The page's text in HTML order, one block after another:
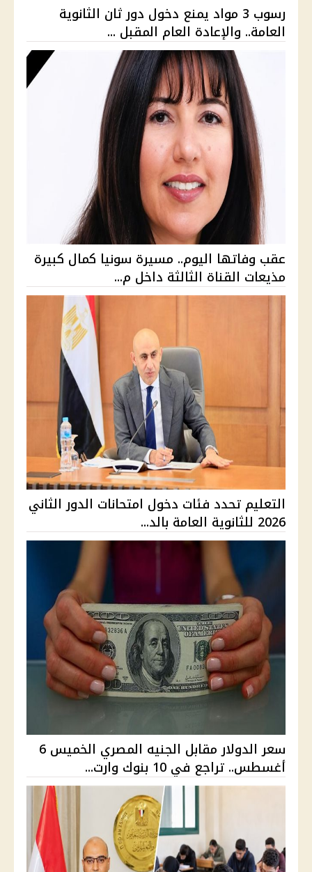
رسوب 3 مواد يمنع دخول دور ثان الثانوية
العامة.. والإعادة العام المقبل ...
عقب وفاتها اليوم.. مسيرة سونيا كمال كبيرة
مذيعات القناة الثالثة داخل م...
التعليم تحدد فئات دخول امتحانات الدور الثاني
2026 للثانوية العامة بالد...
سعر الدولار مقابل الجنيه المصري الخميس 6
أغسطس.. تراجع في 10 بنوك وارت...